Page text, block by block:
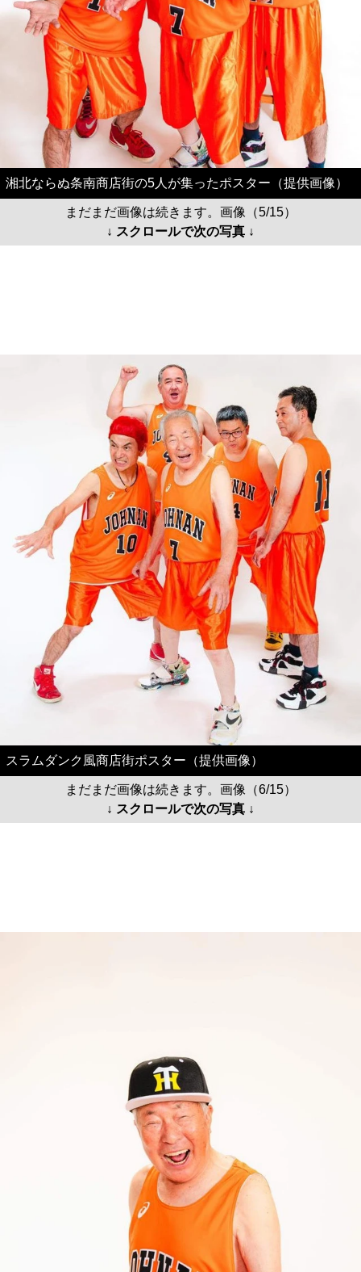
湘北ならぬ条南商店街の5人が集ったポスター（提供画像）
まだまだ画像は続きます。画像（5/15）
↓ スクロールで次の写真 ↓
スラムダンク風商店街ポスター（提供画像）
まだまだ画像は続きます。画像（6/15）
↓ スクロールで次の写真 ↓